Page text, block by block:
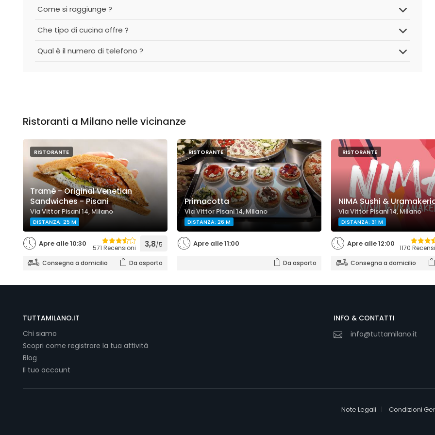
Come si raggiunge ?
Che tipo di cucina offre ?
Qual è il numero di telefono ?
Ristoranti a Milano nelle vicinanze
RISTORANTE
Tramé - Original Venetian
Sandwiches - Pisani
Via Vittor Pisani 14, Milano
DISTANZA: 25 M
Apre alle 10:30 571 Recensioni 3,8/5
Consegna a domicilio Da asporto
RISTORANTE
Primacotta
Via Vittor Pisani 14, Milano
DISTANZA: 26 M
Apre alle 11:00
Da asporto
RISTORANTE
NIMA Sushi &
Via Vittor Pisani 14, Milano
DISTANZA: 31 M
Apre alle 12:00 1170
Consegna a domicilio
TUTTAMILANO.IT
Chi siamo
Scopri come registrare la tua attività
Blog
Il tuo account
INFO & CONTATTI
info@tuttamilano.it
Note Legali Condizioni